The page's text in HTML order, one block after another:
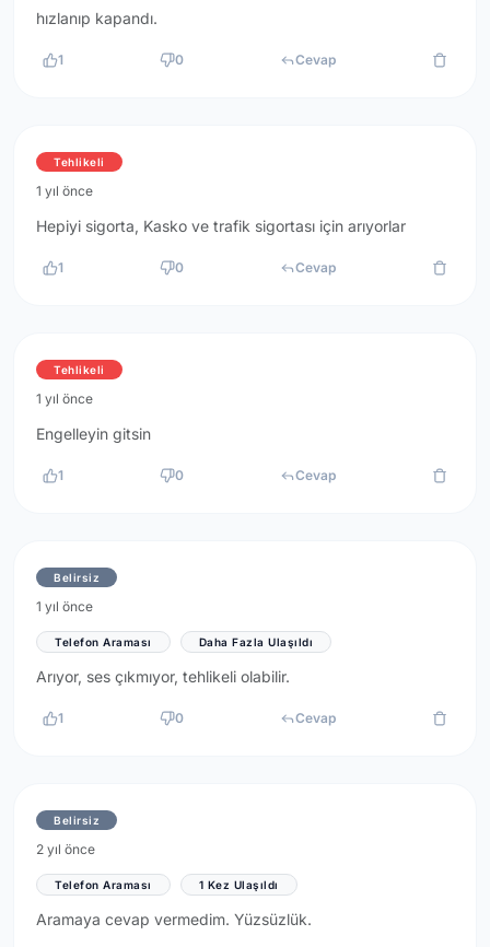
hızlanıp kapandı.
1 0 Cevap
Tehlikeli
1 yıl önce
Hepiyi sigorta, Kasko ve trafik sigortası için arıyorlar
1 0 Cevap
Tehlikeli
1 yıl önce
Engelleyin gitsin
1 0 Cevap
Belirsiz
1 yıl önce
Telefon Araması Daha Fazla Ulaşıldı
Arıyor, ses çıkmıyor, tehlikeli olabilir.
1 0 Cevap
Belirsiz
2 yıl önce
Telefon Araması 1 Kez Ulaşıldı
Aramaya cevap vermedim. Yüzsüzlük.